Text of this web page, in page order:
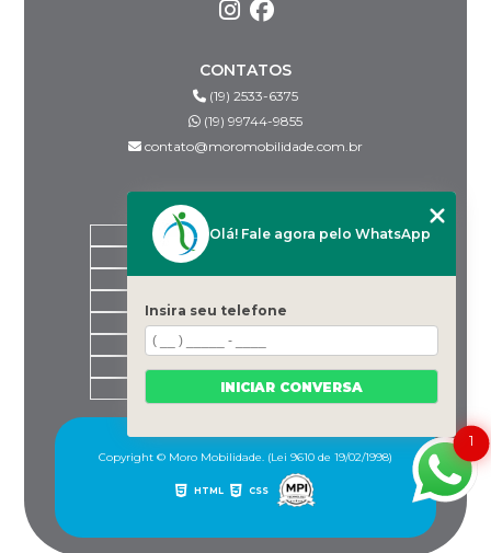
CONTATOS
(19) 2533-6375
(19) 99744-9855
contato@moromobilidade.com.br
HOME
PRODUTOS
DESPACHANTES PARCEIROS
CONTATO
CATEGORIAS
MAPA DO SITE
Copyright © Moro Mobilidade. (Lei 9610 de 19/02/1998)
HTML CSS
1
Olá! Fale agora pelo WhatsApp
Insira seu telefone
INICIAR CONVERSA